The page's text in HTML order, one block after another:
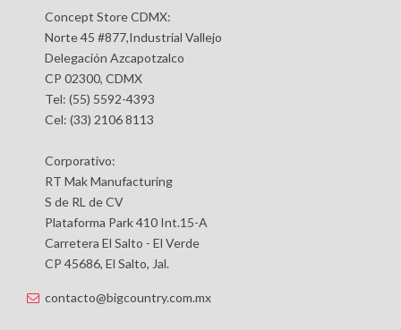
Concept Store CDMX:
Norte 45 #877,Industrial Vallejo
Delegación Azcapotzalco
CP 02300, CDMX
Tel: (55) 5592-4393
Cel: (33) 2106 8113
Corporativo:
RT Mak Manufacturing
S de RL de CV
Plataforma Park 410 Int.15-A
Carretera El Salto - El Verde
CP 45686, El Salto, Jal.
contacto@bigcountry.com.mx